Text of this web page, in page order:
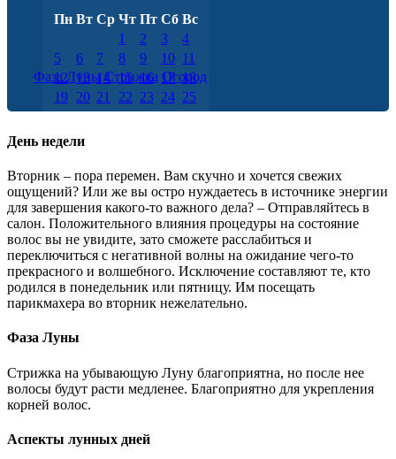
Пн Вт Ср Чт Пт Сб Вс
1
2 3
4
5
6 7 8 9 10 11
12 13 14 15 16 17 18
19 20 21 22 23 24 25
26 27 28 29 30
Фаза Луны Стрижка Огород
День недели
Вторник – пора перемен. Вам скучно и хочется свежих
ощущений? Или же вы остро нуждаетесь в источнике энергии
для завершения какого-то важного дела? – Отправляйтесь в
салон. Положительного влияния процедуры на состояние
волос вы не увидите, зато сможете расслабиться и
переключиться с негативной волны на ожидание чего-то
прекрасного и волшебного. Исключение составляют те, кто
родился в понедельник или пятницу. Им посещать
парикмахера во вторник нежелательно.
Фаза Луны
Стрижка на убывающую Луну благоприятна, но после нее
волосы будут расти медленее. Благоприятно для укрепления
корней волос.
Аспекты лунных дней